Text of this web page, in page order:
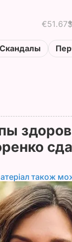
€51.67
Скандалы
також